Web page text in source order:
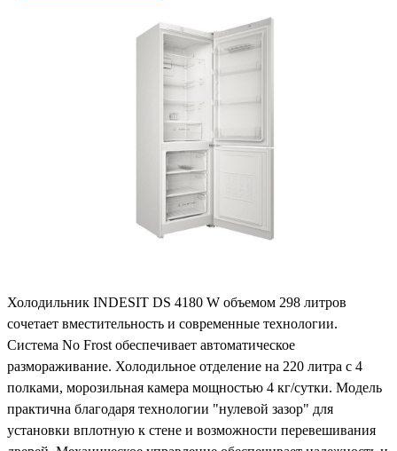
Холодильник INDESIT DS 4180 W объемом 298 литров
сочетает вместительность и современные технологии.
Система No Frost обеспечивает автоматическое
размораживание. Холодильное отделение на 220 литра с 4
полками, морозильная камера мощностью 4 кг/сутки. Модель
практична благодаря технологии "нулевой зазор" для
установки вплотную к стене и возможности перевешивания